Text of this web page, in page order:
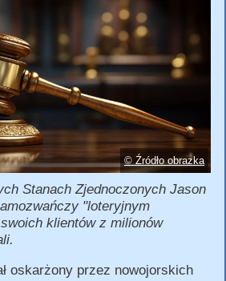
© Źródło obrazka
Stanach Zjednoczonych Jason
"loteryjnym
klientów z milionów
oskarżony przez nowojorskich